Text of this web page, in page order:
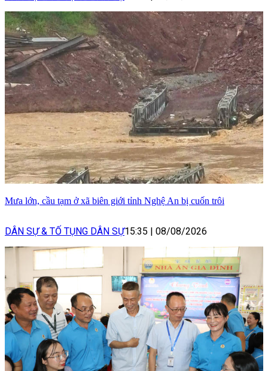
Mưa lớn, cầu tạm ở xã biên giới tỉnh Nghệ An bị cuốn trôi
DÂN SỰ & TỐ TỤNG DÂN SỰ15:35 08/08/2026